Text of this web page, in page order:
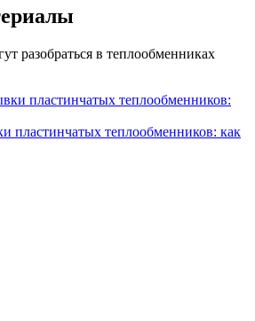
разобраться в теплообменниках
пластинчатых теплообменников: как